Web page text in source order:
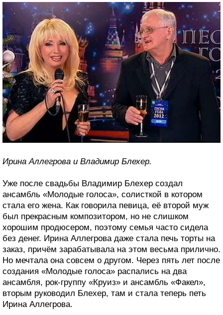
Ирина Аллегрова и Владимир Блехер.
Уже после свадьбы Владимир Блехер создал
ансамбль «Молодые голоса», солисткой в котором
стала его жена. Как говорила певица, её второй муж
был прекрасным композитором, но не слишком
хорошим продюсером, поэтому семья часто сидела
без денег. Ирина Аллегрова даже стала печь торты на
заказ, причём зарабатывала на этом весьма прилично.
Но мечтала она совсем о другом. Через пять лет после
создания «Молодые голоса» распались на два
ансамбля, рок-группу «Круиз» и ансамбль «Факел»,
вторым руководил Блехер, там и стала теперь петь
Ирина Аллегрова.